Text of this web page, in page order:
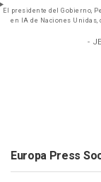
El presidente del Gobierno,
en IA de Naciones Unidas,
-
Europa Press